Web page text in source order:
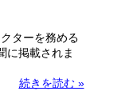
ターを務める
に掲載されま
続きを読む »